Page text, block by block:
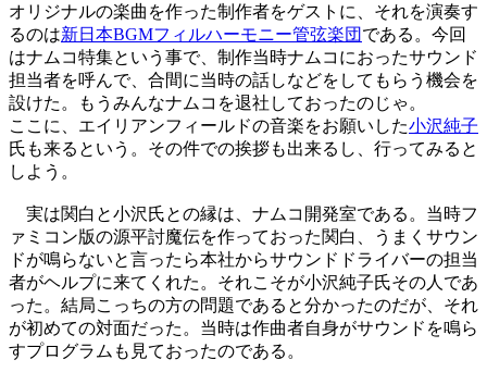
オリジナルの楽曲を作った制作者をゲストに、それを演奏す
るのは新日本BGMフィルハーモニー管弦楽団 である。今回
はナムコ特集という事で、制作当時ナムコにおったサウンド
担当者を呼んで、合間に当時の話しなどをしてもらう機会を
設けた。もうみんなナムコを退社しておったのじゃ。
ここに、エイリアンフィールドの音楽をお願いした小沢純子
氏も来るという。その件での挨拶も出来るし、行ってみると
しよう。
実は関白と小沢氏との縁は、ナムコ開発室である。当時フ
ァミコン版の源平討魔伝を作っておった関白、うまくサウン
ドが鳴らないと言ったら本社からサウンドドライバーの担当
者がヘルプに来てくれた。それこそが小沢純子氏その人であ
った。結局こっちの方の問題であると分かったのだが、それ
が初めての対面だった。当時は作曲者自身がサウンドを鳴ら
すプログラムも見ておったのである。